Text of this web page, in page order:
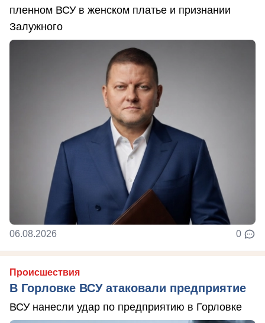
пленном ВСУ в женском платье и признании
Залужного
06.08.2026 0
Происшествия
В Горловке ВСУ атаковали предприятие
ВСУ нанесли удар по предприятию в Горловке